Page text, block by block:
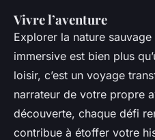
Vivre l’aventure
Explorer la nature sauvage
immersive est bien plus
loisir, c’est un voyage
narrateur de votre propre
découverte, chaque défi
contribue à étoffer votre